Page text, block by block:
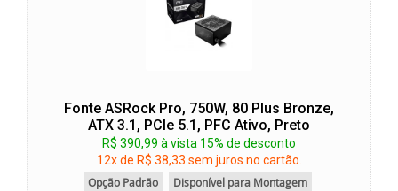
Fonte ASRock Pro, 750W, 80 Plus Bronze,
ATX 3.1, PCIe 5.1, PFC Ativo, Preto
R$ 390,99 à vista 15% de desconto
12x de R$ 38,33 sem juros no cartão.
Opção Padrão
Disponível para Montagem